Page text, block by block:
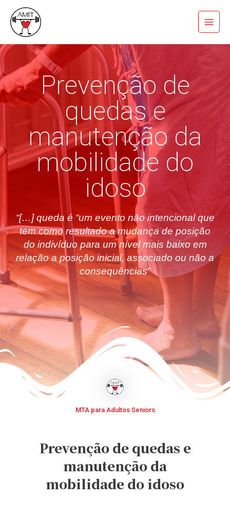
content
Main
Menu
Prevenção de
quedas e
manutenção da
mobilidade do
idoso
“[…] queda é “um evento não intencional que
tem como resultado a mudança de posição
do indivíduo para um nível mais baixo em
relação a posição inicial, associado ou não a
consequências”
MTA para Adultos Seniors
Prevenção de quedas e
manutenção da
mobilidade do idoso